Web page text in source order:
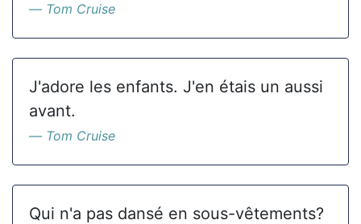
Tom Cruise
J'adore les enfants. J'en étais un aussi
avant.
Tom Cruise
Qui n'a pas dansé en sous-vêtements?